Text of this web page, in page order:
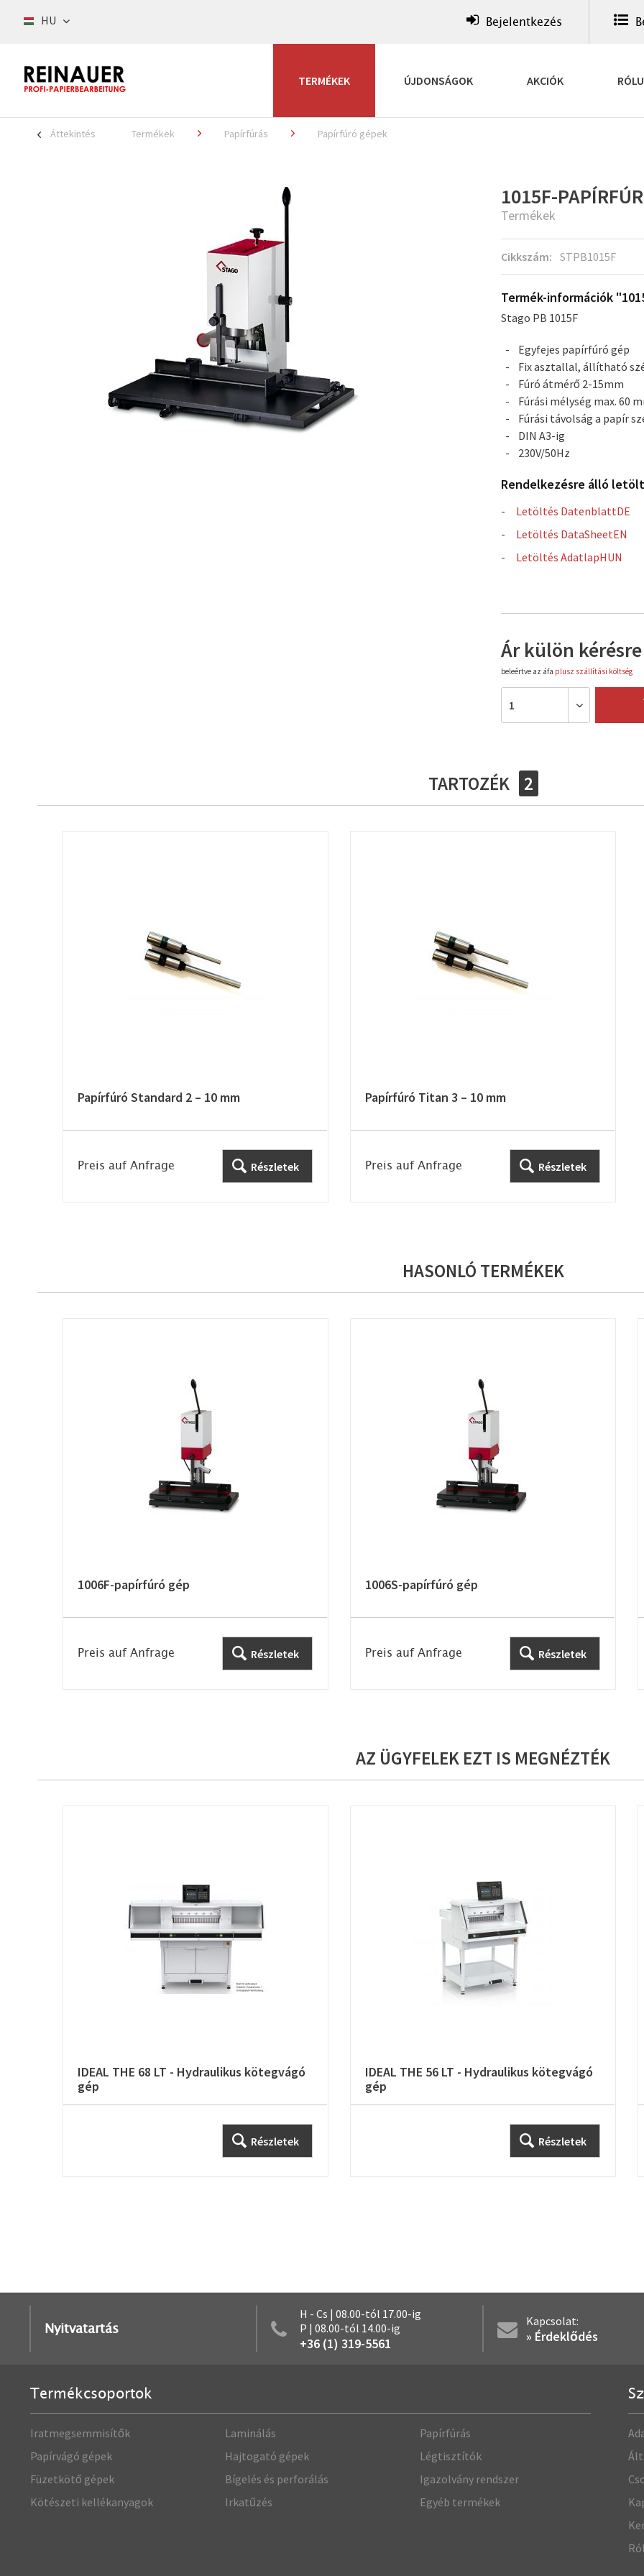
HU Bejelentkezés
TERMÉKEK ÚJDONSÁGOK AKCIÓK
Áttekintés Termékek Papírfúrás Papírfúró gépek
1015F-
Termékek
Cikkszám: STPB1015F
Termék-információk
Stago PB 1015F
Egyfejes papírfúró gép
Fix asztallal, állítható
Fúró átmérő 2-15mm
Fúrási mélység max. 60
Fúrási távolság a papír
DIN A3-ig
230V/50Hz
Rendelkezésre álló
Letöltés DatenblattDE
Letöltés DataSheetEN
Letöltés AdatlapHUN
Ár külön kérésre
beleértve az áfa plusz szállítási költség
TARTOZÉK 2
Papírfúró Standard 2 – 10 mm
Preis auf Anfrage Részletek
Papírfúró Titan 3 – 10 mm
Preis auf Anfrage Részletek
HASONLÓ TERMÉKEK
1006F-papírfúró gép
Preis auf Anfrage Részletek
1006S-papírfúró gép
Preis auf Anfrage Részletek
AZ ÜGYFELEK EZT IS MEGNÉZTÉK
IDEAL THE 68 LT - Hydraulikus kötegvágó
gép
Részletek
IDEAL THE 56 LT - Hydraulikus kötegvágó
gép
Részletek
Nyitvatartás
H - Cs | 08.00-tól 17.00-ig
P | 08.00-tól 14.00-ig
+36 (1) 319-5561
Kapcsolat:
» Érdeklődés
Termékcsoportok
Iratmegsemmisítők
Papírvágó gépek
Füzetkötő gépek
Kötészeti kellékanyagok
Laminálás
Hajtogató gépek
Bígelés és perforálás
Irkatűzés
Papírfúrás
Légtisztítók
Igazolvány rendszer
Egyéb termékek